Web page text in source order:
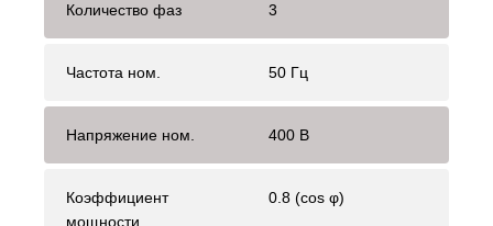
Количество фаз 3
Частота ном. 50 Гц
Напряжение ном. 400 В
Коэффициент
мощности
0.8 (cos φ)